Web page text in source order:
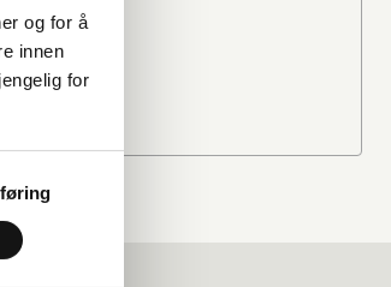
og for å
innen
for